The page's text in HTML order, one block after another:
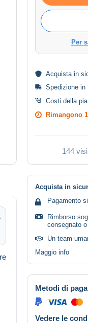
Per
Acquista in
Spedizione in
Costi della
Rimangono
144
Acquista in
Pagamento
Rimborso
consegnato
Un team
Maggio info
Metodi di
Vedere le